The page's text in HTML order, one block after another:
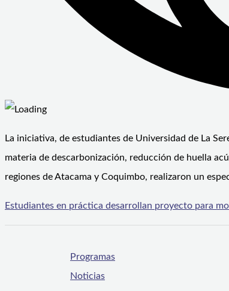
La iniciativa, de estudiantes de Universidad de La
materia de descarbonización, reducción de huella
regiones de Atacama y Coquimbo, realizaron un
Estudiantes en práctica desarrollan proyecto para
Programas
Noticias